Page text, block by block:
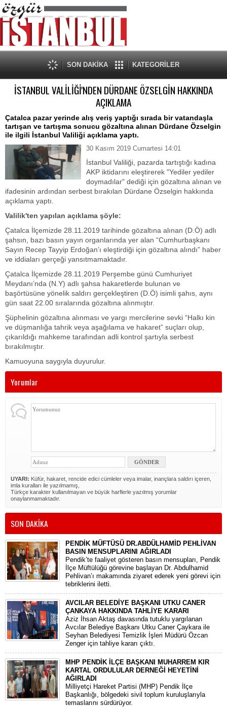
SON DAKİKA KATEGORİLER
İSTANBUL VALİLİĞİ'NDEN DÜRDANE ÖZSELGİN HAKKINDA
AÇIKLAMA
Çatalca pazar yerinde alış veriş yaptığı sırada bir vatandaşla
tartışan ve tartışma sonucu gözaltına alınan Dürdane Özselgin
ile ilgili İstanbul Valiliği açıklama yaptı.
30 Kasım 2019 Cumartesi 14:01
İstanbul Valiliği, pazarda tartıştığı kadına
AKP iktidarını eleştirerek "Yediler yediler
doymadılar" dediği için gözaltına alınan ve
ifadesinin ardından serbest bırakılan Dürdane Özselgin hakkında
açıklama yaptı.
Valilik'ten yapılan açıklama şöyle:
Çatalca İlçemizde 28.11.2019 tarihinde gözaltına alınan (D.Ö) adlı
şahsın, bazı basın yayın organlarında yer alan “Cumhurbaşkanı
Sayın Recep Tayyip Erdoğan’ı eleştirdiği için gözaltına alındı” haber
ve iddiaları gerçeği yansıtmamaktadır.
Çatalca İlçemizde 28.11.2019 Perşembe günü Cumhuriyet
Meydanı’nda (N.Y) adlı şahsa hakaretlerde bulunan ve
başörtüsüne yönelik saldırı gerçekleştiren (D.Ö) isimli şahıs, aynı
gün saat 22.00 sıralarında gözaltına alınmıştır.
Şüphelinin gözaltına alınması ve yargı mercilerine sevki “Halkı kin
ve düşmanlığa tahrik veya aşağılama ve hakaret” suçları olup,
çıkarıldığı mahkeme tarafından adli kontrol şartıyla serbest
bırakılmıştır.
Kamuoyuna saygıyla duyurulur.
Yorumlar
UYARI: Küfür, hakaret, rencide edici cümleler veya imalar, inançlara saldırı içeren,
imla kuralları ile yazılmamış,
Türkçe karakter kullanılmayan ve büyük harflerle yazılmış yorumlar
onaylanmamaktadır.
SON DAKİKA
PENDİK MÜFTÜSÜ DR.ABDÜLHAMİD PEHLİVAN
BASIN MENSUPLARINI AĞIRLADI
​Pendik’te faaliyet gösteren basın mensupları, Pendik
İlçe Müftülüğü görevine başlayan Dr. Abdulhamid
Pehlivan’ı makamında ziyaret ederek yeni görevi için
tebriklerini iletti.
AVCILAR BELEDİYE BAŞKANI UTKU CANER
ÇANKAYA HAKKINDA TAHLİYE KARARI
​Aziz İhsan Aktaş davasında tutuklu yargılanan
Avcılar Belediye Başkanı Utku Caner Çaykara ile
Seyhan Belediyesi Temizlik İşleri Müdürü Özcan
Zenger için tahliye kararı çıktı.
MHP PENDİK İLÇE BAŞKANI MUHARREM KIR
KARTAL ORDULULAR DERNEĞİ HEYETİNİ
AĞIRLADI
​Milliyetçi Hareket Partisi (MHP) Pendik İlçe
Başkanlığı, bölgedeki sivil toplum kuruluşlarıyla
temaslarını sürdürüyor.